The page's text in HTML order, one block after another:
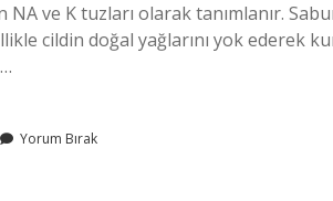
ve K tuzları olarak tanımlanır.
cildin doğal yağlarını yok ederek
Yorum Bırak